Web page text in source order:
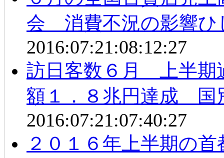
会 消費不況の影響ひ
2016:07:21:08:12:27
訪日客数６月 上半期
額１．８兆円達成 国
2016:07:21:07:40:27
２０１６年上半期の